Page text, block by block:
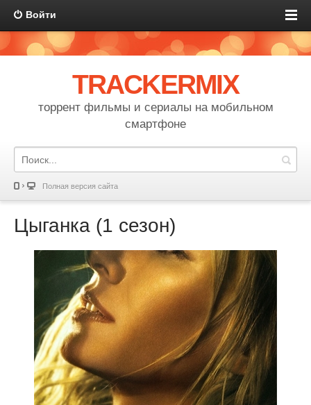
Войти
TRACKERMIX
торрент фильмы и сериалы на мобильном
смартфоне
Полная версия сайта
Цыганка (1 сезон)